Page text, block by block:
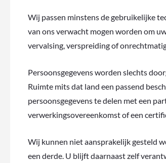
Wij passen minstens de gebruikelijke
van ons verwacht mogen worden om
vervalsing, verspreiding of
Persoonsgegevens worden slechts
Ruimte mits dat land een passend
persoonsgegevens te delen met een
verwerkingsovereenkomst of een
Wij kunnen niet aansprakelijk gesteld
een derde. U blijft daarnaast zelf